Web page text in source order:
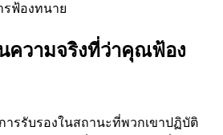
ฟ้องทนาย
ความจริงที่ว่าคุณฟ้อง
ารรับรองในสถานะที่พวกเขาปฏิบัติ